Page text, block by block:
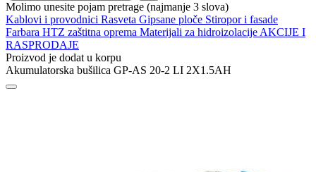
Molimo unesite pojam pretrage (najmanje 3 slova)
Kablovi i provodnici Rasveta Gipsane ploče Stiropor i fasade
Farbara HTZ zaštitna oprema Materijali za hidroizolacije AKCIJE I
RASPRODAJE
Proizvod je dodat u korpu
Akumulatorska bušilica GP-AS 20-2 LI 2X1.5AH